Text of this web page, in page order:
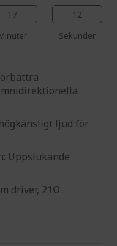
17 11
Sekunder
ljud för
Uppslukande
driver, 21Ω